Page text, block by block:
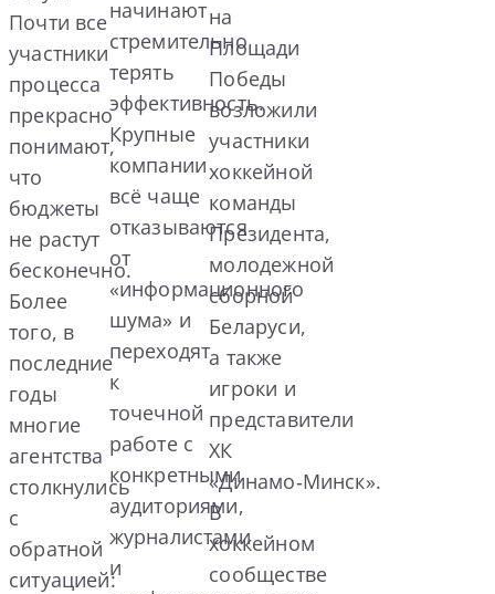
Почти все
участники
процесса
прекрасно
понимают,
что
бюджеты
не растут
бесконечно.
Более
того, в
последние
годы
многие
агентства
столкнулись
с
обратной
ситуацией:
начинают
стремительно
терять
эффективность.
Крупные
компании
всё чаще
отказываются
от
«информационного
шума» и
переходят
к
точечной
работе с
конкретными
аудиториями,
журналистами
и
на
Площади
Победы
возложили
участники
хоккейной
команды
Президента,
молодежной
сборной
Беларуси,
а также
игроки и
представители
ХК
«Динамо‑Минск».
В
хоккейном
сообществе